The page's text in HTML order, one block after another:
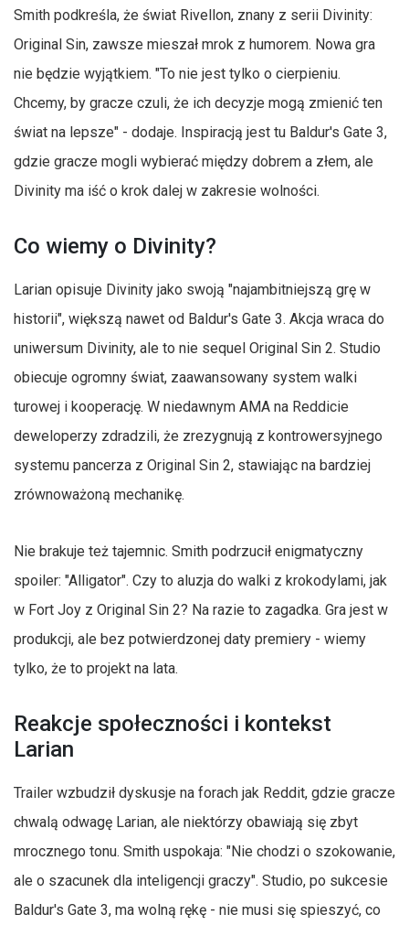
Smith podkreśla, że świat Rivellon, znany z serii Divinity:
Original Sin, zawsze mieszał mrok z humorem. Nowa gra
nie będzie wyjątkiem. "To nie jest tylko o cierpieniu.
Chcemy, by gracze czuli, że ich decyzje mogą zmienić ten
świat na lepsze" - dodaje. Inspiracją jest tu Baldur's Gate 3,
gdzie gracze mogli wybierać między dobrem a złem, ale
Divinity ma iść o krok dalej w zakresie wolności.
Co wiemy o Divinity?
Larian opisuje Divinity jako swoją "najambitniejszą grę w
historii", większą nawet od Baldur's Gate 3. Akcja wraca do
uniwersum Divinity, ale to nie sequel Original Sin 2. Studio
obiecuje ogromny świat, zaawansowany system walki
turowej i kooperację. W niedawnym AMA na Reddicie
deweloperzy zdradzili, że zrezygnują z kontrowersyjnego
systemu pancerza z Original Sin 2, stawiając na bardziej
zrównoważoną mechanikę.
Nie brakuje też tajemnic. Smith podrzucił enigmatyczny
spoiler: "Alligator". Czy to aluzja do walki z krokodylami, jak
w Fort Joy z Original Sin 2? Na razie to zagadka. Gra jest w
produkcji, ale bez potwierdzonej daty premiery - wiemy
tylko, że to projekt na lata.
Reakcje społeczności i kontekst
Larian
Trailer wzbudził dyskusje na forach jak Reddit, gdzie gracze
chwalą odwagę Larian, ale niektórzy obawiają się zbyt
mrocznego tonu. Smith uspokaja: "Nie chodzi o szokowanie,
ale o szacunek dla inteligencji graczy". Studio, po sukcesie
Baldur's Gate 3, ma wolną rękę - nie musi się spieszyć, co